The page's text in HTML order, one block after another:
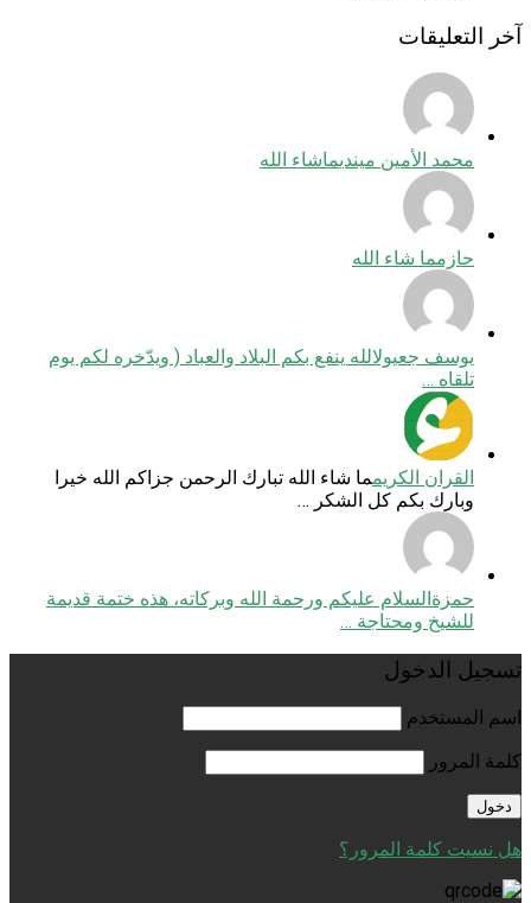
آخر التعليقات
محمد الأمين مينديماشاء الله
حازمما شاء الله
يوسف جعيولالله ينفع بكم البلاد والعباد ( ويدّخره لكم يوم
تلقاه …
القران الكريمما شاء الله تبارك الرحمن جزاكم الله خيرا
وبارك بكم كل الشكر …
حمزةالسلام عليكم ورحمة الله وبركاته، هذه ختمة قديمة
للشيخ ومحتاجة …
تسجيل الدخول
اسم المستخدم
كلمة المرور
هل نسيت كلمة المرور؟